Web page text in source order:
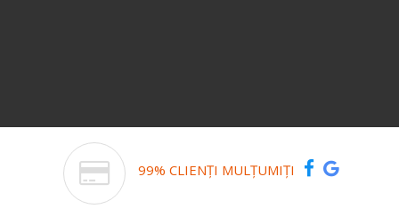
99% CLIENȚI MULȚUMIȚI